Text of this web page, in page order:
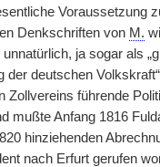
Voraussetzung
Denkschriften von M.
ja sogar als
der deutschen
Zollvereins führende
mußte Anfang 1816
hinziehenden
nach Erfurt gerufen